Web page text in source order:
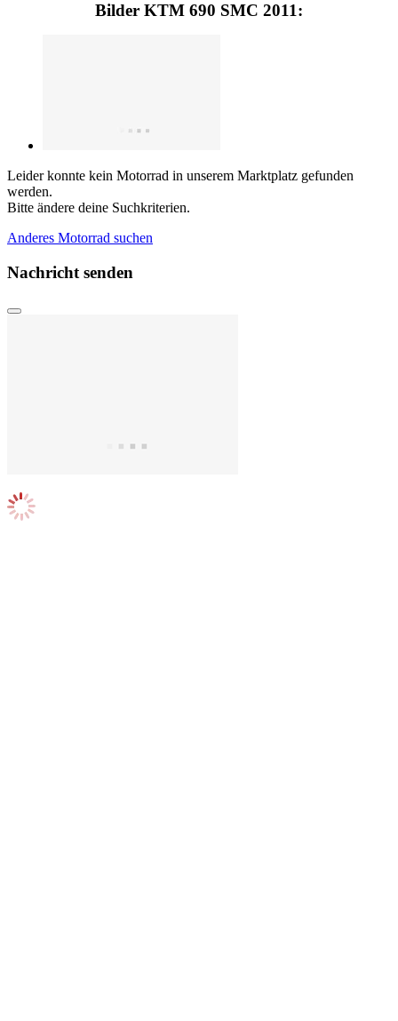
Bilder KTM 690 SMC 2011:
Leider konnte kein Motorrad in unserem Marktplatz gefunden
werden.
Bitte ändere deine Suchkriterien.
Anderes Motorrad suchen
Nachricht senden